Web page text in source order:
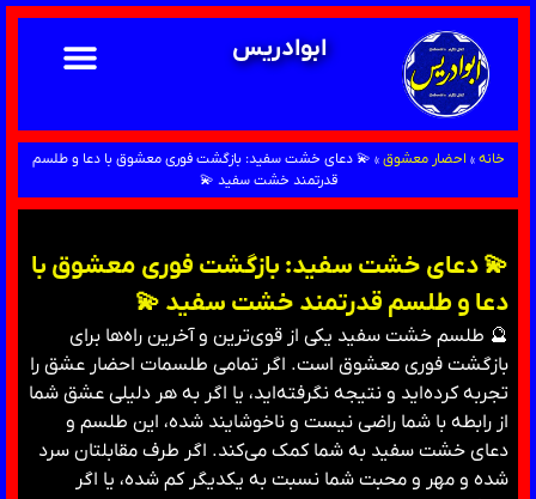
ابوادریس
خانه» احضار معشوق» 💫 دعای خشت سفید: بازگشت فوری معشوق با دعا و طلسم
قدرتمند خشت سفید 💫
💫 دعای خشت سفید: بازگشت فوری معشوق با
دعا و طلسم قدرتمند خشت سفید 💫
🔮 طلسم خشت سفید یکی از قوی‌ترین و آخرین راه‌ها برای
بازگشت فوری معشوق است. اگر تمامی طلسمات احضار عشق را
تجربه کرده‌اید و نتیجه نگرفته‌اید، یا اگر به هر دلیلی عشق شما
از رابطه با شما راضی نیست و ناخوشایند شده، این طلسم و
دعای خشت سفید به شما کمک می‌کند. اگر طرف مقابلتان سرد
شده و مهر و محبت شما نسبت به یکدیگر کم شده، یا اگر